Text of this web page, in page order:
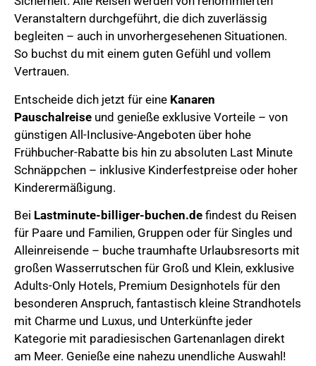
Veranstaltern durchgeführt, die dich zuverlässig
begleiten – auch in unvorhergesehenen Situationen.
So buchst du mit einem guten Gefühl und vollem
Vertrauen.
Entscheide dich jetzt für eine Kanaren
Pauschalreise und genieße exklusive Vorteile – von
günstigen All-Inclusive-Angeboten über hohe
Frühbucher-Rabatte bis hin zu absoluten Last Minute
Schnäppchen – inklusive Kinderfestpreise oder hoher
Kinderermäßigung.
Bei Lastminute-billiger-buchen.de findest du Reisen
für Paare und Familien, Gruppen oder für Singles und
Alleinreisende – buche traumhafte Urlaubsresorts mit
großen Wasserrutschen für Groß und Klein, exklusive
Adults-Only Hotels, Premium Designhotels für den
besonderen Anspruch, fantastisch kleine Strandhotels
mit Charme und Luxus, und Unterkünfte jeder
Kategorie mit paradiesischen Gartenanlagen direkt
am Meer. Genieße eine nahezu unendliche Auswahl!